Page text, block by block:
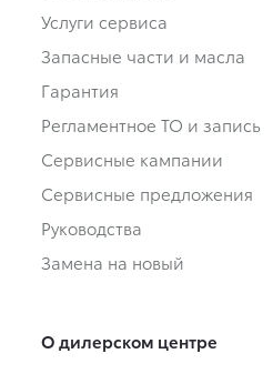
Услуги сервиса
Запасные части и масла
Гарантия
Регламентное ТО и запись
Сервисные кампании
Сервисные предложения
Руководства
Замена на новый
О дилерском центре